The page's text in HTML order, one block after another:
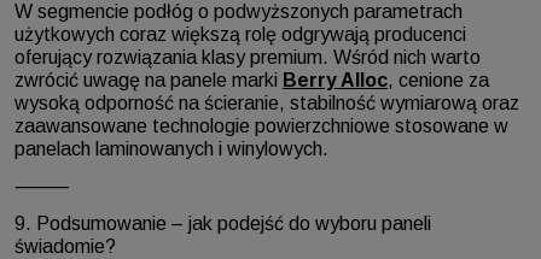
W segmencie podłóg o podwyższonych parametrach
użytkowych coraz większą rolę odgrywają producenci
oferujący rozwiązania klasy premium. Wśród nich warto
zwrócić uwagę na panele marki Berry Alloc, cenione za
wysoką odporność na ścieranie, stabilność wymiarową oraz
zaawansowane technologie powierzchniowe stosowane w
panelach laminowanych i winylowych.
⸻
9. Podsumowanie – jak podejść do wyboru paneli
świadomie?